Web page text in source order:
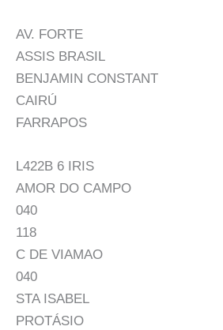
AV. FORTE
ASSIS BRASIL
BENJAMIN CONSTANT
CAIRÚ
FARRAPOS
L422B 6 IRIS
AMOR DO CAMPO
040
118
C DE VIAMAO
040
STA ISABEL
PROTÁSIO